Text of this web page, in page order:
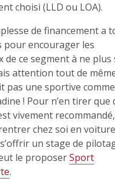
choisi (LLD ou LOA).
de financement a
pour encourager les
de ce segment à ne plus
attention tout de
pas une sportive
! Pour n’en tirer que
vivement recommandé,
chez soi en
un stage de
le proposerSport
.